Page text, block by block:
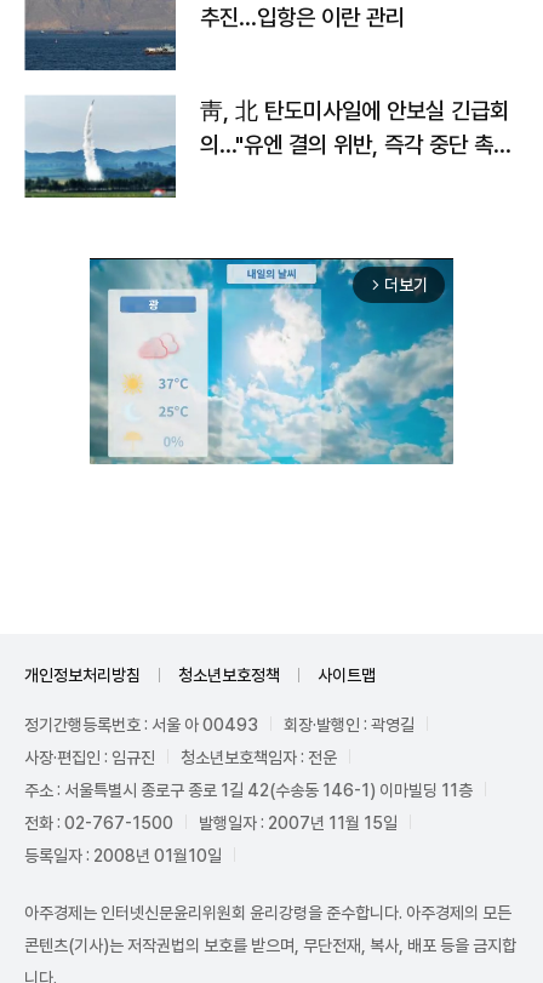
추진…입항은 이란 관리
靑, 北 탄도미사일에 안보실 긴급회
의…"유엔 결의 위반, 즉각 중단 촉
arrow_forward_ios 더보기
개인정보처리방침 청소년보호정책 사이트맵
정기간행등록번호 : 서울 아 00493
회장·발행인 : 곽영길
사장·편집인 : 임규진
청소년보호책임자 : 전운
주소 : 서울특별시 종로구 종로 1길 42(수송동 146-1) 이마빌딩 11층
전화 : 02-767-1500
발행일자 : 2007년 11월 15일
등록일자 : 2008년 01월10일
아주경제는 인터넷신문윤리위원회 윤리강령을 준수합니다. 아주경제의 모든
콘텐츠(기사)는 저작권법의 보호를 받으며, 무단전재, 복사, 배포 등을 금지합
니다.